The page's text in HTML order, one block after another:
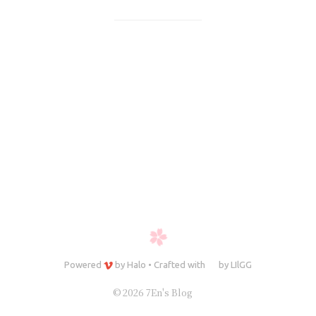
Powered by Halo • Crafted with by LIlGG
© 2026 7En's Blog